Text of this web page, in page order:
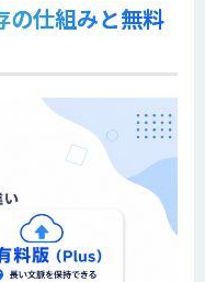
の仕組みと無料